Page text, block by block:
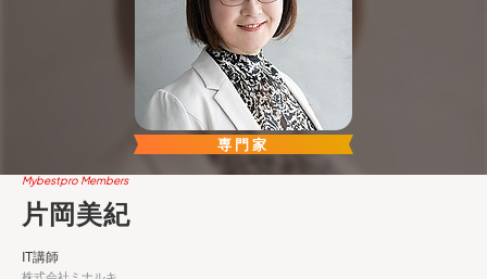
専門家
Mybestpro Members
片岡美紀
IT講師